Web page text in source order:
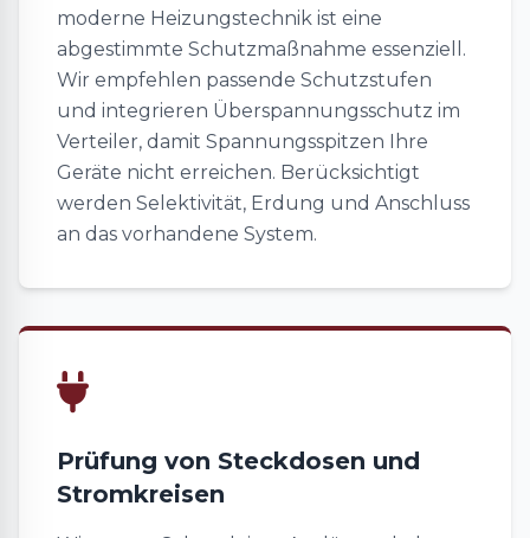
moderne Heizungstechnik ist eine
abgestimmte Schutzmaßnahme essenziell.
Wir empfehlen passende Schutzstufen
und integrieren Überspannungsschutz im
Verteiler, damit Spannungsspitzen Ihre
Geräte nicht erreichen. Berücksichtigt
werden Selektivität, Erdung und Anschluss
an das vorhandene System.
Prüfung von Steckdosen und
Stromkreisen